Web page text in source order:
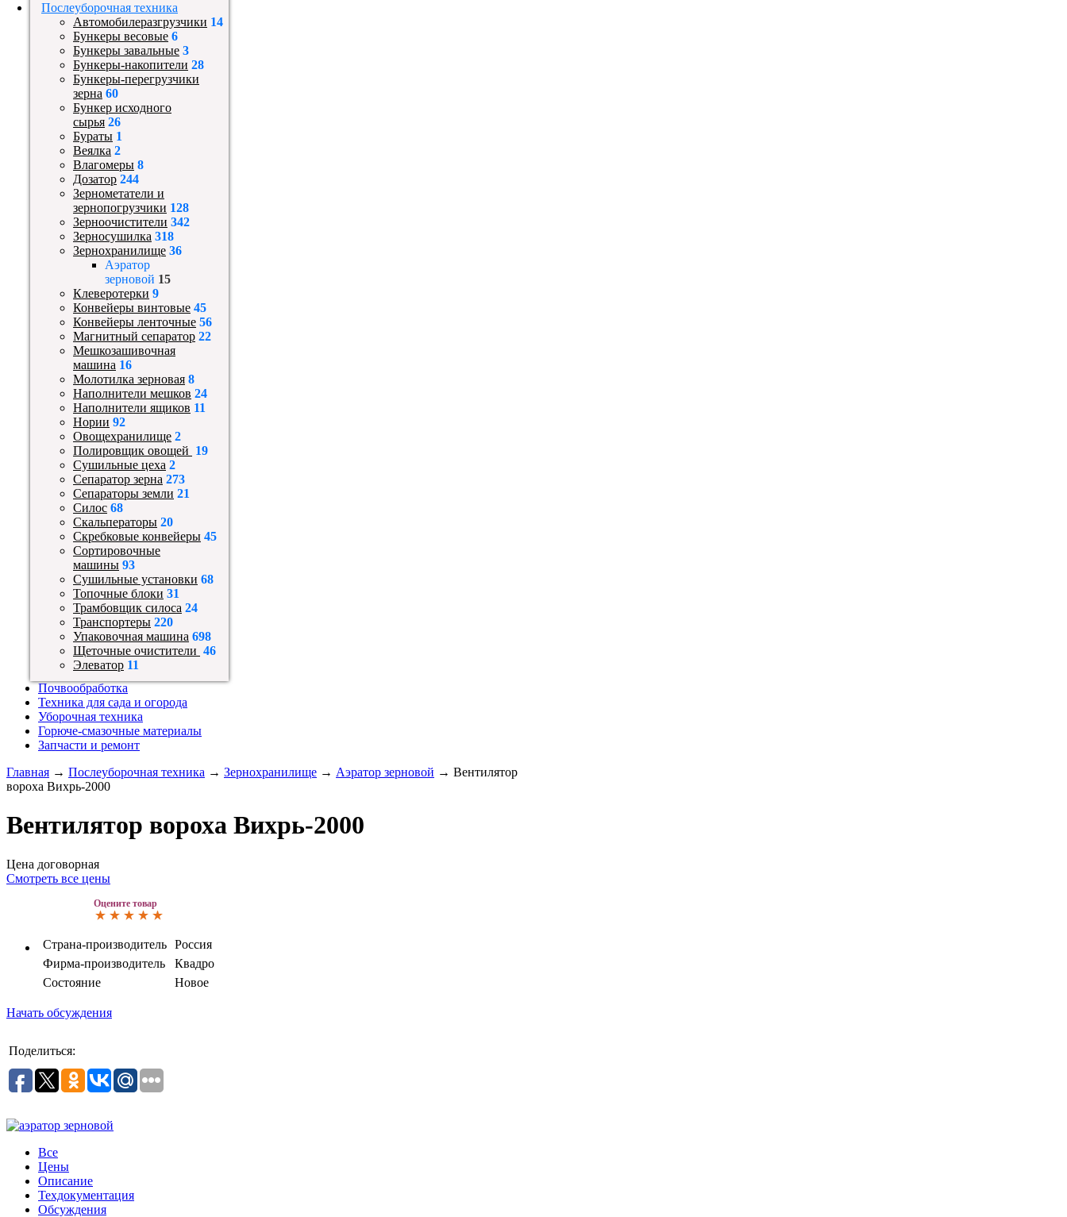
Послеуборочная техника
Автомобилеразгрузчики 14
Бункеры весовые 6
Бункеры завальные 3
Бункеры-накопители 28
Бункеры-перегрузчики
зерна 60
Бункер исходного
сырья 26
Бураты 1
Веялка 2
Влагомеры 8
Дозатор 244
Зернометатели и
зернопогрузчики 128
Зерноочистители 342
Зерносушилка 318
Зернохранилище 36
Аэратор
зерновой 15
Клеверотерки 9
Конвейеры винтовые 45
Конвейеры ленточные 56
Магнитный сепаратор 22
Мешкозашивочная
машина 16
Молотилка зерновая 8
Наполнители мешков 24
Наполнители ящиков 11
Нории 92
Овощехранилище 2
Полировщик овощей 19
Сушильные цеха 2
Сепаратор зерна 273
Сепараторы земли 21
Силос 68
Скальператоры 20
Скребковые конвейеры 45
Сортировочные
машины 93
Сушильные установки 68
Топочные блоки 31
Трамбовщик силоса 24
Транспортеры 220
Упаковочная машина 698
Щеточные очистители 46
Элеватор 11
Почвообработка
Техника для сада и огорода
Уборочная техника
Горюче-смазочные материалы
Запчасти и ремонт
Главная → Послеуборочная техника → Зернохранилище → Аэратор зерновой → Вентилятор
вороха Вихрь-2000
Вентилятор вороха Вихрь-2000
Цена договорная
Смотреть все цены
Оцените товар
Страна-производитель Россия
Фирма-производитель
Квадро
Состояние
Новое
Начать обсуждения
Поделиться:
Все
Цены
Описание
Техдокументация
Обсуждения